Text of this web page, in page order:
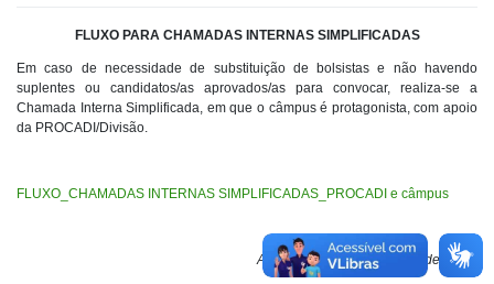
FLUXO PARA CHAMADAS INTERNAS SIMPLIFICADAS
Em caso de necessidade de substituição de bolsistas e não havendo
suplentes ou candidatos/as aprovados/as para convocar, realiza-se a
Chamada Interna Simplificada, em que o câmpus é protagonista, com apoio
da PROCADI/Divisão.
FLUXO_CHAMADAS INTERNAS SIMPLIFICADAS_PROCADI e câmpus
Atualizado em 16 de março de 2026.